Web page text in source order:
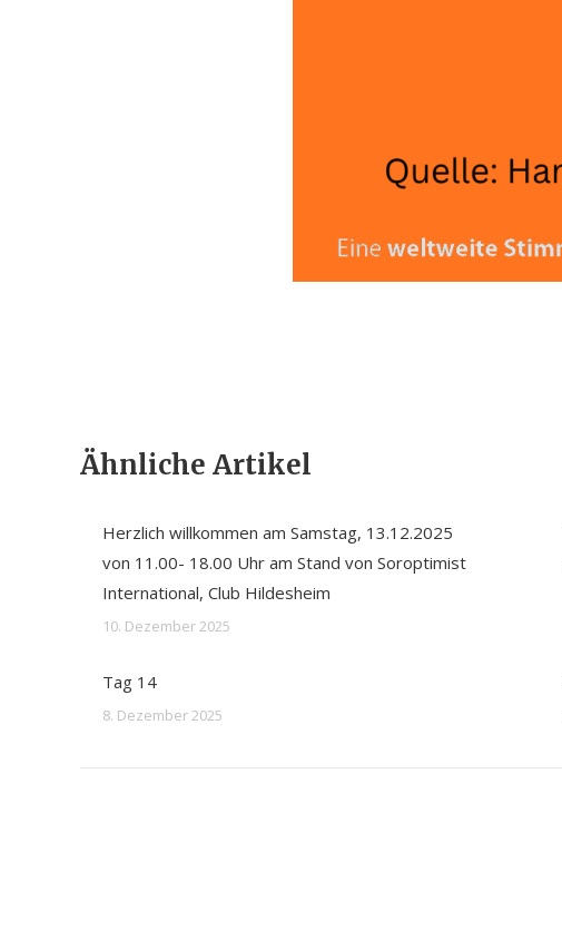
Ähnliche Artikel
Herzlich willkommen am Samstag, 13.12.2025
von 11.00- 18.00 Uhr am Stand von Soroptimist
International, Club Hildesheim
10. Dezember 2025
Tag 14
8. Dezember 2025